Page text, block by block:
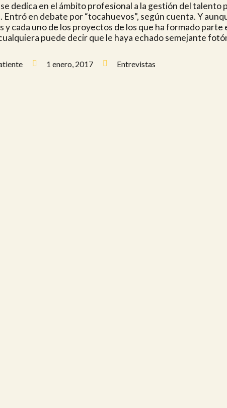
dedica en el ámbito profesional a la gestión del
en debate por “tocahuevos”, según cuenta. Y
cada uno de los proyectos de los que ha formado parte
puede decir que le haya echado semejante
1 enero, 2017 Entrevistas